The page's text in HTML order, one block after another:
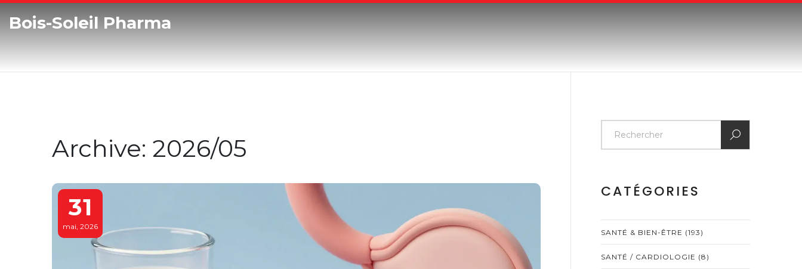
Bois-Soleil Pharma
Archive: 2026/05
31
mai, 2026
CATÉGORIES
SANTÉ & BIEN-ÊTRE (193)
SANTÉ / CARDIOLOGIE (8)